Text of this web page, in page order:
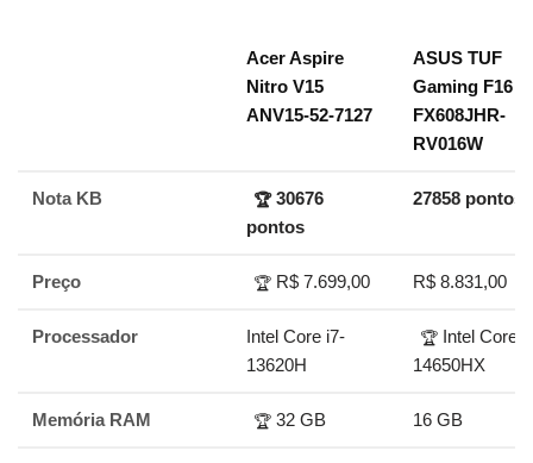
Acer Aspire
Nitro V15
ANV15-52-7127
ASUS TUF
Gaming F16
FX608JHR-
RV016W
Nota KB 🏆30676
pontos
27858 pontos
Preço 🏆 R$ 7.699,00 R$ 8.831,00
Processador
Intel Core i7-
13620H
🏆 Intel Core
14650HX
Memória RAM 🏆 32 GB 16 GB